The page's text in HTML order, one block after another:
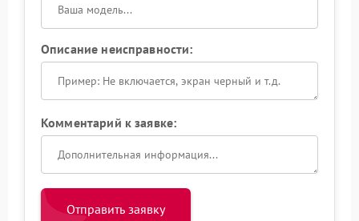
Описание неисправности:
Комментарий к заявке:
Отправить заявку